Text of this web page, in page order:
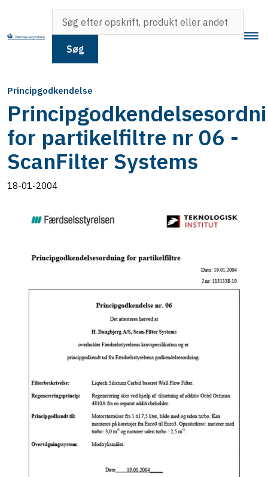
Søg
Principgodkendelse
for partikelfiltre nr 06 -
ScanFilter Systems
18-01-2004